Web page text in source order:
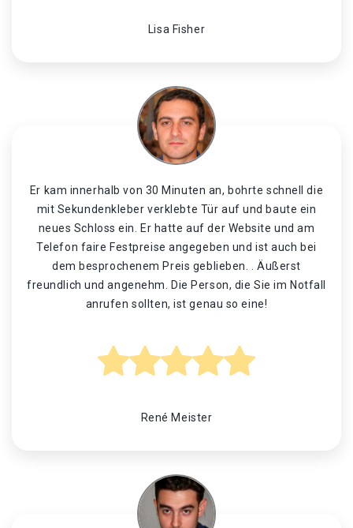
Lisa Fisher
Er kam innerhalb von 30 Minuten an, bohrte schnell die
mit Sekundenkleber verklebte Tür auf und baute ein
neues Schloss ein. Er hatte auf der Website und am
Telefon faire Festpreise angegeben und ist auch bei
dem besprochenem Preis geblieben. . Äußerst
freundlich und angenehm. Die Person, die Sie im Notfall
anrufen sollten, ist genau so eine!
René Meister